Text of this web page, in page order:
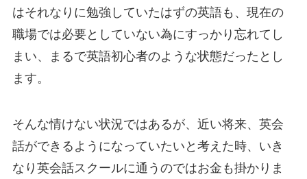
はそれなりに勉強していたはずの英語も、現在の
職場では必要としていない為にすっかり忘れてし
まい、まるで英語初心者のような状態だったとし
ます。
そんな情けない状況ではあるが、 近い将来、英会
話ができるようになっていたい と考えた時、いき
なり英会話スクールに通うのではお金も掛かりま